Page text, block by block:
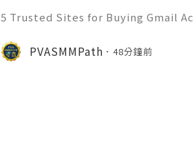
5 Trusted Sites for Buying Gmail
ply/Contact ╰┈➤➤WhatsApp:+1
gram: @Pvasmmpath Learn how
PVASMMPath 48分鐘前